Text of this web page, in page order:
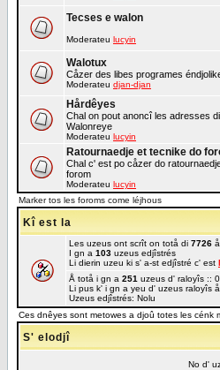
Tecses e walon
Moderateu lucyin
Walotux
Cåzer des libes programes
Moderateu djan-djan
Hårdêyes
Chal on pout anoncî les adresses
Walonreye
Moderateu lucyin
Ratournaedje et tecnike do
Chal c' est po cåzer do
forom
Moderateu lucyin
Marker tos les foroms come léjhous
Kî est la
Les uzeus ont scrît on totå di 7726
I gn a 103 uzeus edjîstrés
Li dierin uzeu ki s' a-st edjîstré c' est
Å totå i gn a 251 uzeus d' raloyîs ::
Li pus k' i gn a yeu d' uzeus raloyîs
Uzeus edjîstrés: Nolu
Ces dnêyes sont metowes a djoû totes les cénk
S' elodjî
No d'